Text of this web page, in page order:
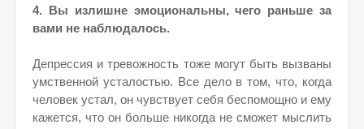
4. Вы излишне эмоциональны, чего раньше за
вами не наблюдалось.
Депрессия и тревожность тоже могут быть вызваны
умственной усталостью. Все дело в том, что, когда
человек устал, он чувствует себя беспомощно и ему
кажется, что он больше никогда не сможет мыслить